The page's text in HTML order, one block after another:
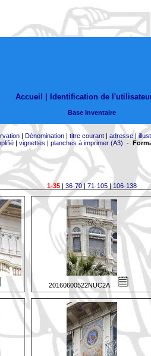
Accueil | Identification de
Base Inventaire
| Dénomination| titre courant| adresse|
| vignettes | planches à imprimer (A3) -
1-35| 36-70| 71-105|106-138
20160600522NUC2A